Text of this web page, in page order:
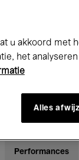
Performances
u akkoord met
het
Alles